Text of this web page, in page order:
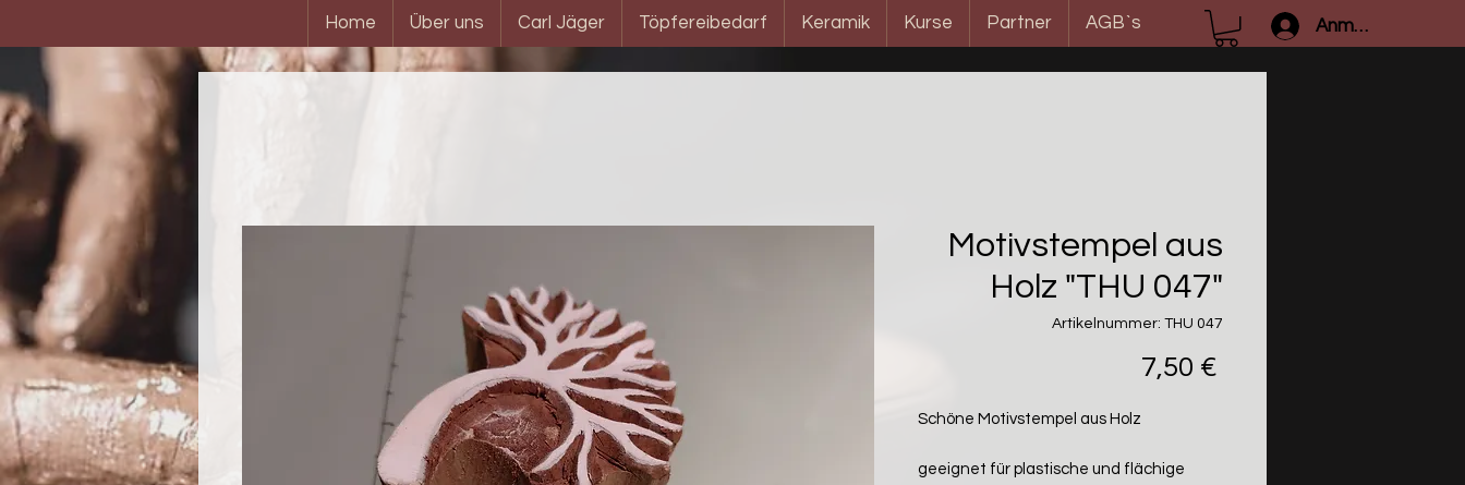
Anmelden
Home Über uns Carl Jäger Töpfereibedarf Keramik Kurse Partner AGB`s
Motivstempel aus
Holz "THU 047"
Artikelnummer: THU 047
7,50 €
Schöne Motivstempel aus Holz
geeignet für plastische und flächige